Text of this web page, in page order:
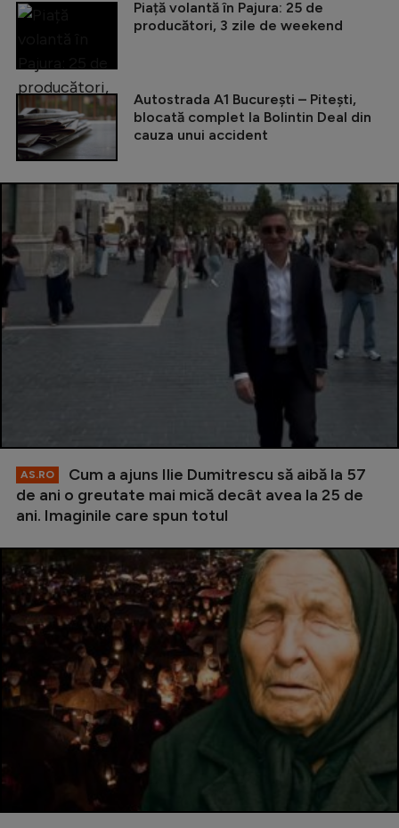
Piață volantă în Pajura: 25 de
producători, 3 zile de weekend
Autostrada A1 București – Pitești,
blocată complet la Bolintin Deal din
cauza unui accident
AS.RO
Cum a ajuns Ilie Dumitrescu să aibă la 57
de ani o greutate mai mică decât avea la 25 de
ani. Imaginile care spun totul